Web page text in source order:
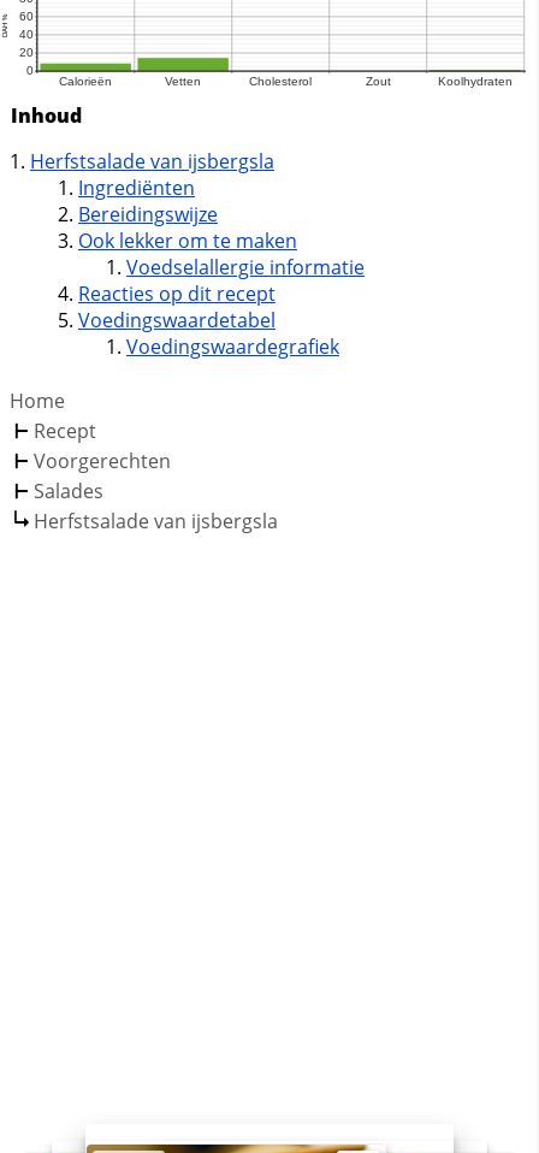
Inhoud
Herfstsalade van ijsbergsla
Ingrediënten
Bereidingswijze
Ook lekker om te maken
Voedselallergie informatie
Reacties op dit recept
Voedingswaardetabel
Voedingswaardegrafiek
Home
Recept
Voorgerechten
Salades
Herfstsalade van ijsbergsla